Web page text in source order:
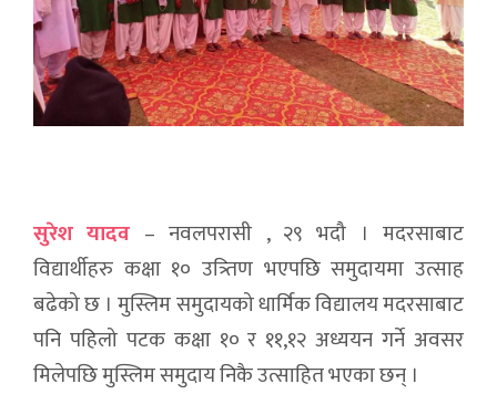
सुरेश यादव – नवलपरासी , २९ भदौ । मदरसाबाट
विद्यार्थीहरु कक्षा १० उत्र्तिण भएपछि समुदायमा उत्साह
बढेको छ । मुस्लिम समुदायको धार्मिक विद्यालय मदरसाबाट
पनि पहिलो पटक कक्षा १० र ११,१२ अध्ययन गर्ने अवसर
मिलेपछि मुस्लिम समुदाय निकै उत्साहित भएका छन् ।